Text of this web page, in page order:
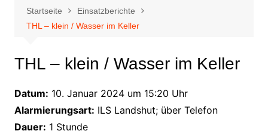
Startseite
Einsatzberichte
THL – klein / Wasser im Keller
THL – klein / Wasser im Keller
Datum: 10. Januar 2024 um 15:20 Uhr
Alarmierungsart: ILS Landshut; über Telefon
Dauer: 1 Stunde